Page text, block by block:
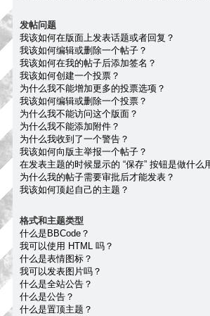
发帖问题
我该如何在版面上发表话题或者回复？
我该如何编辑或删除一个帖子？
我该如何在我的帖子后添加签名？
我该如何创建一个投票？
为什么我不能增加更多的投票选项？
我该如何编辑或删除一个投票？
为什么我不能访问这个版面？
为什么我不能添加附件？
为什么我收到了一个警告？
我该如何向版主举报一个帖子？
在发表主题的时候显示的 “保存” 按钮是做什么
为什么我的帖子需要审批后才能发表？
我该如何顶起自己的主题？
格式和主题类型
什么是BBCode？
我可以使用 HTML 吗？
什么是表情图标？
我可以发表图片吗？
什么是全站公告？
什么是公告？
什么是置顶主题？